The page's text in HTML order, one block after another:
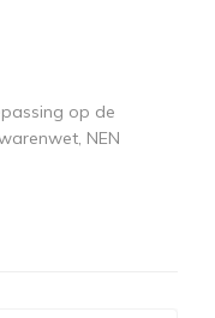
op de
NEN